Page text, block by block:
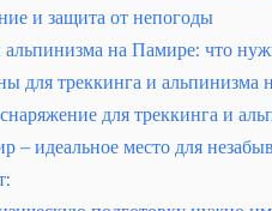
и защита от непогоды
на Памире: что
для треккинга и альпинизма
для треккинга и
– идеальное место для